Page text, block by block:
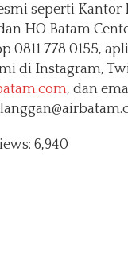
seperti Kantor
HO Batam
0811 778 0155,
di Instagram,
, dan
6,940